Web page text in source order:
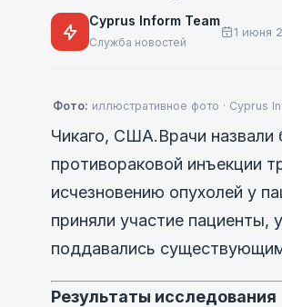
Cyprus Inform Team
Служба новостей
1 июня
Фото: иллюстративное фото · Cyprus
Чикаго, США.Врачи назвали
противораковой инъекции
исчезновению опухолей у
приняли участие пациенты,
поддавались
Результаты исследования